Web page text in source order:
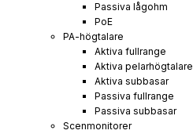
Passiva lågohm
PoE
PA-högtalare
Aktiva fullrange
Aktiva pelarhögtalare
Aktiva subbasar
Passiva fullrange
Passiva subbasar
Scenmonitorer